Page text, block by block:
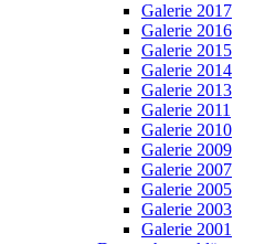
Galerie 2017
Galerie 2016
Galerie 2015
Galerie 2014
Galerie 2013
Galerie 2011
Galerie 2010
Galerie 2009
Galerie 2007
Galerie 2005
Galerie 2003
Galerie 2001